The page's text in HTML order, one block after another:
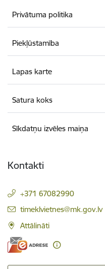
Privātuma politika
Piekļūstamība
Lapas karte
Satura koks
Sīkdatņu izvēles maiņa
Kontakti
+371 67082990
E-pasts:
timeklvietnes@mk.gov.lv
Attālināti